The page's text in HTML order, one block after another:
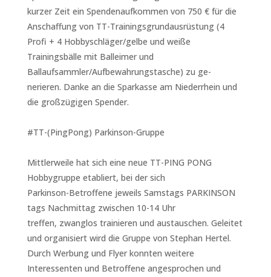
kurzer Zeit ein Spendenaufkommen von 750 € für die
Anschaffung von TT-Trainingsgrundausrüstung (4
Profi + 4 Hobbyschläger/gelbe und weiße
Trainingsbälle mit Balleimer und
Ballaufsammler/Aufbewahrungstasche) zu ge-
nerieren. Danke an die Sparkasse am Niederrhein und
die großzügigen Spender.
#TT-(PingPong) Parkinson-Gruppe
Mittlerweile hat sich eine neue TT-PING PONG
Hobbygruppe etabliert, bei der sich
Parkinson-Betroffene jeweils Samstags PARKINSON
tags Nachmittag zwischen 10-14 Uhr
treffen, zwanglos trainieren und austauschen. Geleitet
und organisiert wird die Gruppe von Stephan Hertel.
Durch Werbung und Flyer konnten weitere
Interessenten und Betroffene angesprochen und